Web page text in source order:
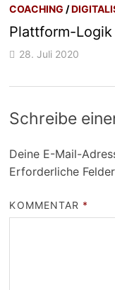
COACHING /
Plattform-Logik
28. Juli 2020
Schreibe
Deine E-Mail-
Erforderliche
KOMMENTAR *